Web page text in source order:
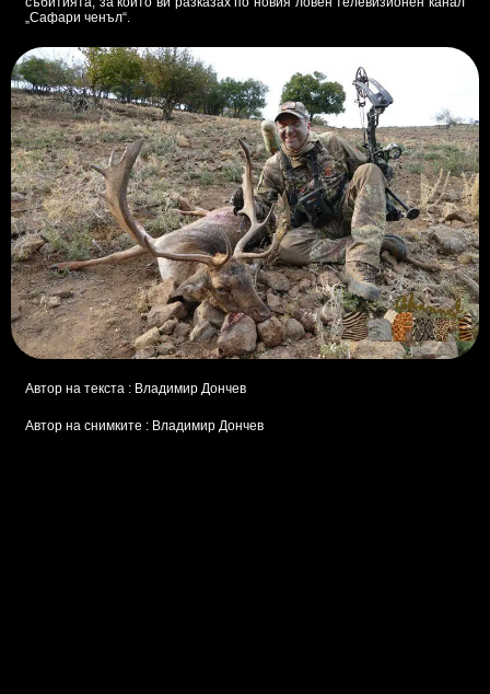
„Сафари ченъл“.
Автор на текста : Владимир Дончев
Автор на снимките : Владимир Дончев